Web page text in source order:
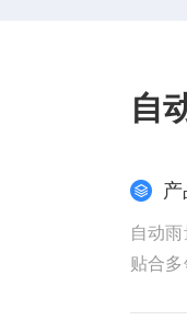
自
产
自动
贴合